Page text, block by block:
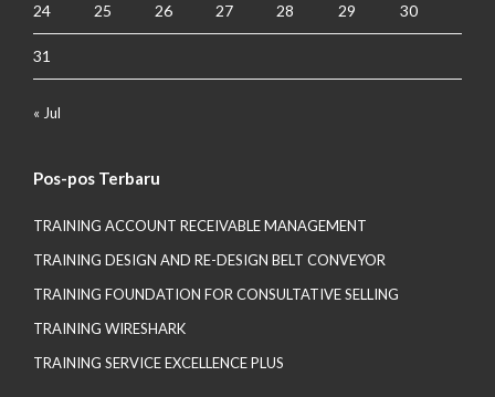
24 25 26 27 28 29 30
31
« Jul
Pos-pos Terbaru
TRAINING ACCOUNT RECEIVABLE MANAGEMENT
TRAINING DESIGN AND RE-DESIGN BELT CONVEYOR
TRAINING FOUNDATION FOR CONSULTATIVE SELLING
TRAINING WIRESHARK
TRAINING SERVICE EXCELLENCE PLUS